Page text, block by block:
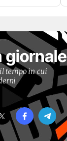
giornale
tempo in cui